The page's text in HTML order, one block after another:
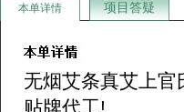
本单详情 项目答疑
无烟艾条真艾上
贴牌代工!